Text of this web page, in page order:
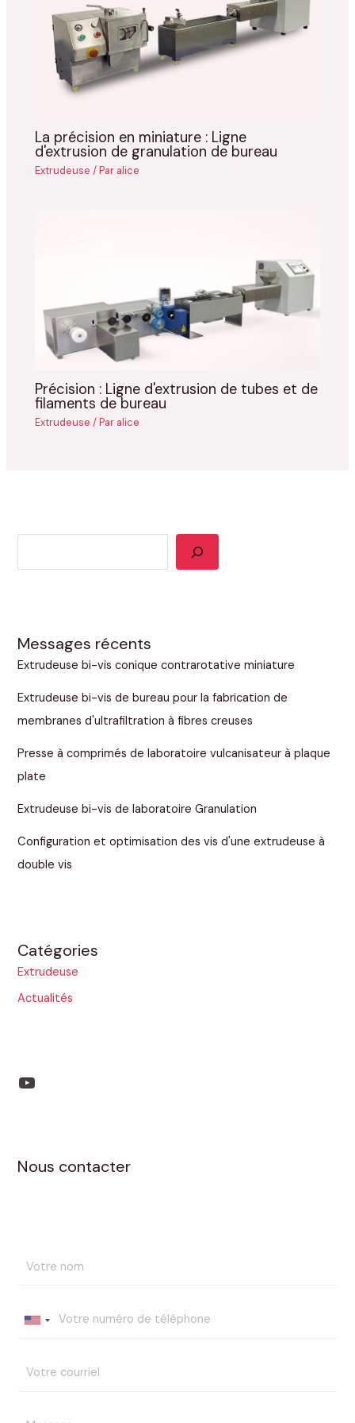
Messages récents
Extrudeuse bi-vis conique contrarotative miniature
Extrudeuse bi-vis de bureau pour la fabrication de
membranes d'ultrafiltration à fibres creuses
Presse à comprimés de laboratoire vulcanisateur à plaque
plate
Extrudeuse bi-vis de laboratoire Granulation
Configuration et optimisation des vis d'une extrudeuse à
double vis
Catégories
Extrudeuse
Actualités
Nous contacter
La précision en miniature : Ligne
d'extrusion de granulation de bureau
Extrudeuse / Par alice
Précision : Ligne d'extrusion de tubes et de
filaments de bureau
Extrudeuse / Par alice